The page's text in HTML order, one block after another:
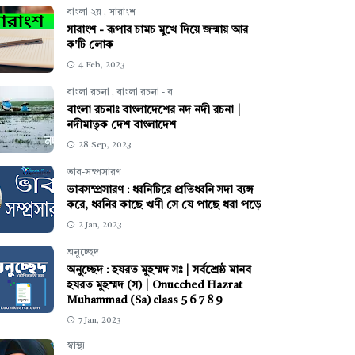
বাংলা ২য় , সারাংশ
সারাংশ - রূপার চামচ মুখে দিয়ে জন্মায় আর
ক'টি লোক
4 Feb, 2023
বাংলা রচনা , বাংলা রচনা - ব
বাংলা রচনাঃ বাংলাদেশের নদ নদী রচনা |
নদীমাতৃক দেশ বাংলাদেশ
28 Sep, 2023
ভাব-সম্প্রসারণ
ভাবসম্প্রসারণ : ধ্বনিটিরে প্রতিধ্বনি সদা ব্যঙ্গ
করে, ধ্বনির কাছে ঋণী সে যে পাছে ধরা পড়ে
2 Jan, 2023
অনুচ্ছেদ
অনুচ্ছেদ : হযরত মুহম্মদ সঃ | সর্বশ্রেষ্ঠ মানব
হযরত মুহম্মদ (স) | Onucched Hazrat
Muhammad (Sa) class 5 6 7 8 9
7 Jan, 2023
স্বাস্থ্য